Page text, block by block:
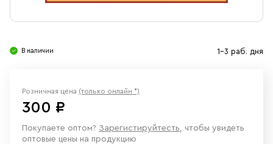
В наличии 1-3 раб. дня
Розничная цена (только онлайн *)
300 ₽
Покупаете оптом? Зарегистируйтесть, чтобы увидеть
оптовые цены на продукцию